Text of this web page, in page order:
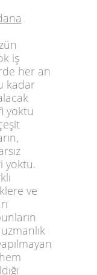
iş
her an
kadar
yoktu
yoktu.
ve